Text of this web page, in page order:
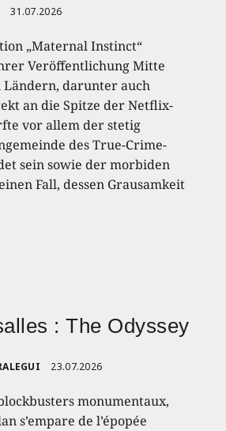
31.07.2026
„Maternal Instinct“
Veröffentlichung Mitte
Ländern, darunter auch
an die Spitze der Netflix-
vor allem der stetig
des True-Crime-
sein sowie der morbiden
Fall, dessen Grausamkeit
: The Odyssey
23.07.2026
monumentaux,
s’empare de l’épopée